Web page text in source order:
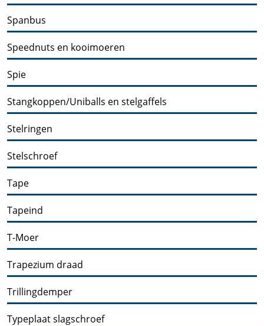
Spanbus
Speednuts en kooimoeren
Spie
Stangkoppen/Uniballs en stelgaffels
Stelringen
Stelschroef
Tape
Tapeind
T-Moer
Trapezium draad
Trillingdemper
Typeplaat slagschroef